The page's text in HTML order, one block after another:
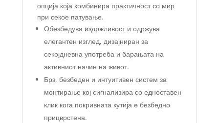
опција која комбинира практичност со мир
при секое патување.
Обезбедува издржливост и одржува
елегантен изглед, дизајниран за
секојдневна употреба и барањата на
активниот начин на живот.
Брз, безбеден и интуитивен систем за
монтирање кој сигнализира со едноставен
клик кога покривната кутија е безбедно
прицврстена.